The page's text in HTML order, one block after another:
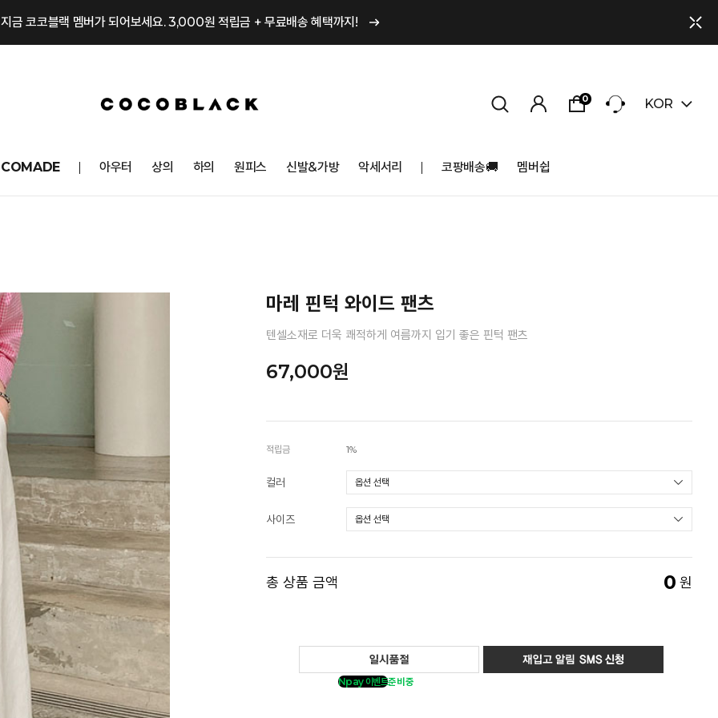
지금 코코블랙 멤버가 되어보세요. 3,000원 적립금 + 무료배송 혜택까지!
0 KOR
아우터 상의 하의 원피스 신발&가방 악세서리 코팡배송🚚 멤버쉽
마레 핀턱 와이드 팬츠
텐셀소재로 더욱 쾌적하게 여름까지 입기 좋은 핀턱 팬츠
67,000원
적립금 1%
컬러
사이즈
총 상품 금액 0 원
Npay 이벤트준비중